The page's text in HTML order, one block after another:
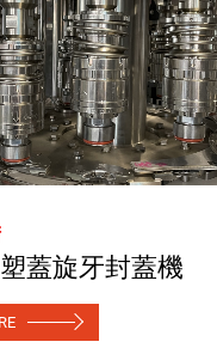
蓋旋牙封蓋機